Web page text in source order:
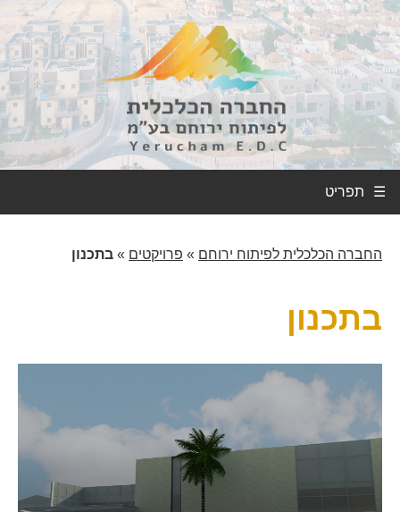
☰
החברה הכלכלית לפיתוח ירוחם » פרויקטים » בתכנון
בתכנון